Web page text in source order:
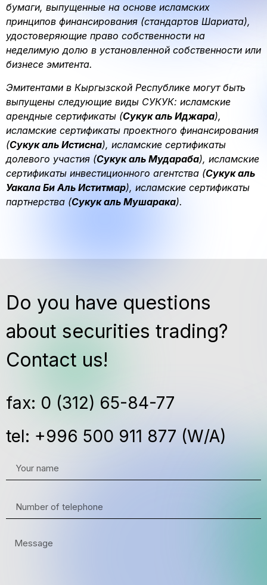
бумаги, выпущенные на основе исламских
принципов финансирования (стандартов Шариата),
удостоверяющие право собственности на
неделимую долю в установленной собственности или
бизнесе эмитента.
Эмитентами в Кыргызской Республике могут быть
выпущены следующие виды СУКУК: исламские
арендные сертификаты (Сукук аль Иджара),
исламские сертификаты проектного финансирования
(Сукук аль Истисна), исламские сертификаты
долевого участия (Сукук аль Мудараба), исламские
сертификаты инвестиционного агентства (Сукук аль
Уакала Би Аль Иститмар), исламские сертификаты
партнерства (Сукук аль Мушарака).
Do you have questions
about securities trading?
Contact us!
fax: 0 (312) 65-84-77
tel: +996 500 911 877 (W/A)